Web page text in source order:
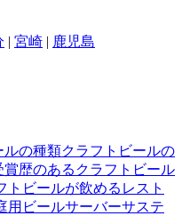
| 宮崎 | 鹿児島
ルの種類クラフトビールの
賞歴のあるクラフトビール
トビールが飲めるレスト
用ビールサーバーサステ